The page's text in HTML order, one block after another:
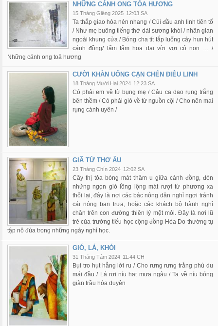
NHỮNG CÁNH ONG TỎA HƯƠNG
15 Tháng Giêng 2025 12:03 SA
Ta thắp giao hòa nén nhang / Cúi đầu anh linh tiên tổ
/ Như mẹ buông tiếng thở dài sương khói / nhân gian
ngoài khung cửa / Bóng cha tít tắp luống cày hun hút
cánh đồng/ lấm tấm hoa dại vời vợi cỏ non … /
Những cánh ong toả hương
CƯỜI KHÀN UỐNG CẠN CHÉN ĐIÊU LINH
18 Tháng Mười Hai 2024 12:23 SA
Có phải em về từ bụng mẹ / Câu ca dao rụng trắng
bên thềm / Có phải gió về từ nguồn cội / Cho nên mai
rụng cánh uyên /
GIÃ TỪ THƠ ẤU
23 Tháng Chín 2024 12:02 SA
Cây thị tỏa bóng mát thâm u giữa cánh đồng, đón
những ngọn gió lồng lộng mát rượi từ phương xa
thổi lại, đây là nơi các bác nông dân nghỉ ngơi tránh
cái nóng ban trưa, hoặc các khách bộ hành nghỉ
chân trên con đường thiên lý mệt mỏi. Đây là nơi lũ
trẻ của trường tiểu học cộng đồng Hòa Do thường tụ
tập nô đùa trong những ngày nghỉ học.
GIÓ, LÁ, KHÓI
31 Tháng Tám 2024 11:44 CH
Bụi tro hụt hẫng lời ru / Cho rưng rưng trắng phù du
mái đầu / Lá rơi níu hạt mưa ngâu / Ta về níu bóng
giàn trầu hóa duyên